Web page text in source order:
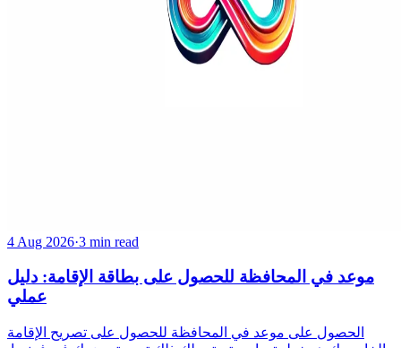
4 Aug 2026·3 min read
موعد في المحافظة للحصول على بطاقة الإقامة: دليل
عملي
الحصول على موعد في المحافظة للحصول على تصريح الإقامة